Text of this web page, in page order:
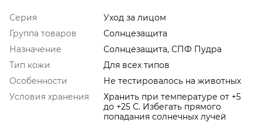
Серия
Уход за лицом
Группа товаров
Солнцезащита
Назначение
Солнцезащита, СПФ Пудра
Тип кожи
Для всех типов
Особенности
Не тестировалось на животных
Условия хранения
Хранить при температуре от +5
до +25 С. Избегать прямого
попадания солнечных лучей